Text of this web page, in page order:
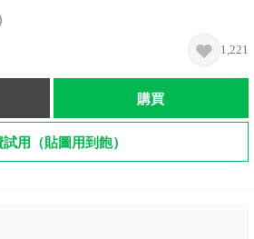
1,221
購買
用（貼圖用到飽）